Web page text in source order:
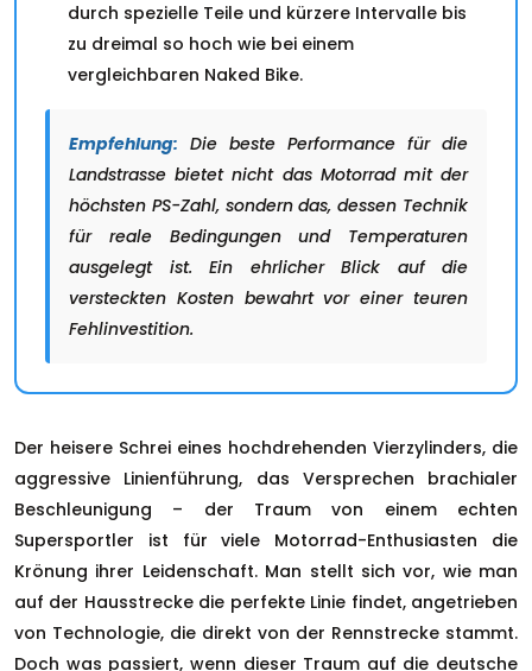
durch spezielle Teile und kürzere Intervalle bis
zu dreimal so hoch wie bei einem
vergleichbaren Naked Bike.
Empfehlung: Die beste Performance für die
Landstrasse bietet nicht das Motorrad mit der
höchsten PS-Zahl, sondern das, dessen Technik
für reale Bedingungen und Temperaturen
ausgelegt ist. Ein ehrlicher Blick auf die
versteckten Kosten bewahrt vor einer teuren
Fehlinvestition.
Der heisere Schrei eines hochdrehenden Vierzylinders, die
aggressive Linienführung, das Versprechen brachialer
Beschleunigung – der Traum von einem echten
Supersportler ist für viele Motorrad-Enthusiasten die
Krönung ihrer Leidenschaft. Man stellt sich vor, wie man
auf der Hausstrecke die perfekte Linie findet, angetrieben
von Technologie, die direkt von der Rennstrecke stammt.
Doch was passiert, wenn dieser Traum auf die deutsche